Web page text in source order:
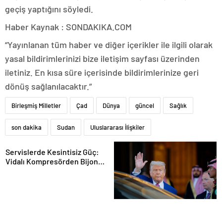
geçiş yaptığını söyledi.
Haber Kaynak : SONDAKIKA.COM
“Yayınlanan tüm haber ve diğer içerikler ile ilgili olarak
yasal bildirimlerinizi bize iletişim sayfası üzerinden
iletiniz. En kısa süre içerisinde bildirimlerinize geri
dönüş sağlanılacaktır.”
Birleşmiş Milletler Çad Dünya güncel Sağlık
son dakika Sudan Uluslararası İlişkiler
Servislerde Kesintisiz Güç:
Vidalı Kompresörden Bijon